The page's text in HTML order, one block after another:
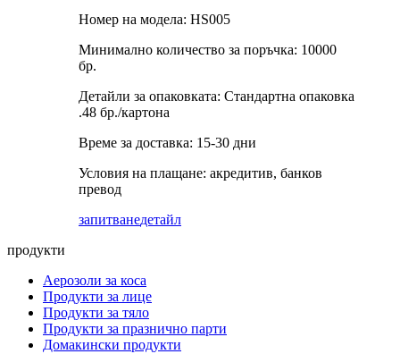
Номер на модела: HS005
Минимално количество за поръчка: 10000
бр.
Детайли за опаковката: Стандартна опаковка
.48 бр./картона
Време за доставка: 15-30 дни
Условия на плащане: акредитив, банков
превод
запитванедетайл
продукти
Аерозоли за коса
Продукти за лице
Продукти за тяло
Продукти за празнично парти
Домакински продукти